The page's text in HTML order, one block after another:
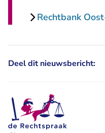
Rechtbank
Deel dit nieuwsbericht: